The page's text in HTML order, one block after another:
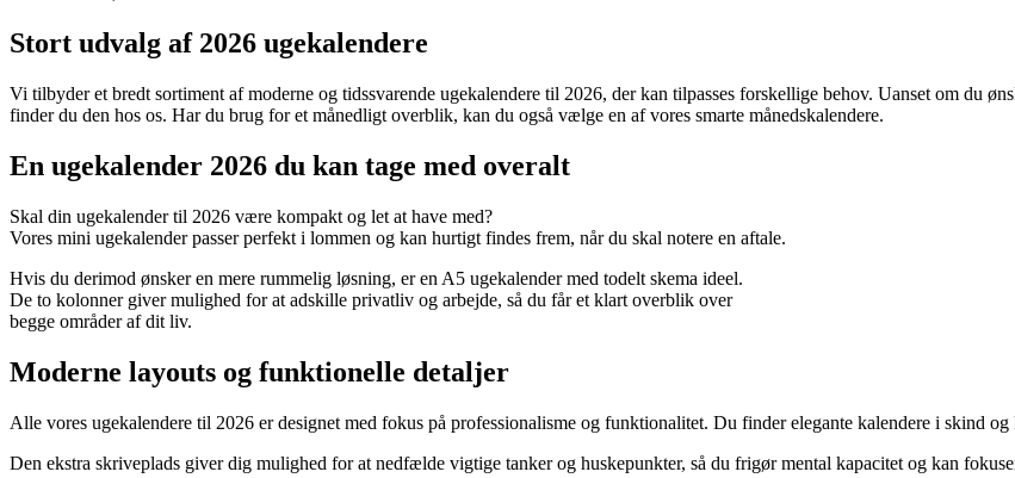
Stort udvalg af 2026 ugekalendere
Vi tilbyder et bredt sortiment af moderne og tidssvarende ugekalendere til 2026, der kan tilpasses forskellige behov. Uanset om du
finder du den hos os. Har du brug for et månedligt overblik, kan du også vælge en af vores smarte månedskalendere.
En ugekalender 2026 du kan tage med overalt
Skal din ugekalender til 2026 være kompakt og let at have med?
Vores mini ugekalender passer perfekt i lommen og kan hurtigt findes frem, når du skal notere en aftale.
Hvis du derimod ønsker en mere rummelig løsning, er en A5 ugekalender med todelt skema ideel.
De to kolonner giver mulighed for at adskille privatliv og arbejde, så du får et klart overblik over
begge områder af dit liv.
Moderne layouts og funktionelle detaljer
Alle vores ugekalendere til 2026 er designet med fokus på professionalisme og funktionalitet. Du finder elegante kalendere i skind
Den ekstra skriveplads giver dig mulighed for at nedfælde vigtige tanker og huskepunkter, så du frigør mental kapacitet og kan